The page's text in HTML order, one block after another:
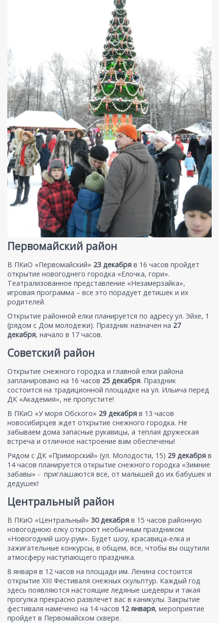
Первомайский район
В ПКиО «Первомайский» 23 декабря в 16 часов пройдет
открытие новогоднего городка «Елочка, гори».
Театрализованное представление «Незамерзайка»,
игровая программа – все это порадует детишек и их
родителей.
Открытие районной елки планируется по адресу ул. Эйхе, 1
(рядом с Дом молодежи). Праздник назначен на 27
декабря, начало в 17 часов.
Советский район
Открытие снежного городка и главной елки района
запланировано на 16 часов 25 декабря. Праздник
состоится на традиционной площадке на ул. Ильича перед
ДК «Академия», не пропустите!
В ПКиО «У моря Обского» 29 декабря в 13 часов
новосибирцев ждет открытие снежного городка. Не
забываем дома запасные рукавицы, а теплая дружеская
встреча и отличное настроение вам обеспечены!
Рядом с ДК «Приморский» (ул. Молодости, 15) 29 декабря в
14 часов планируется открытие снежного городка «Зимние
забавы» - приглашаются все, от малышей до их бабушек и
дедушек!
Центральный район
В ПКиО «Центральный» 30 декабря в 15 часов районную
новогоднюю елку откроют необычным праздником
«Новогодний шоу-рум». Будет шоу, красавица-елка и
зажигательные конкурсы, в общем, все, чтобы вы ощутили
атмосферу наступающего праздника.
8 января в 12 часов на площади им. Ленина состоится
открытие ХIII Фестиваля снежных скульптур. Каждый год
здесь появляются настоящие ледяные шедевры и такая
прогулка прекрасно развлечет вас в каникулы. Закрытие
фестиваля намечено на 14 часов 12 января, мероприятие
пройдет в Первомайском сквере.